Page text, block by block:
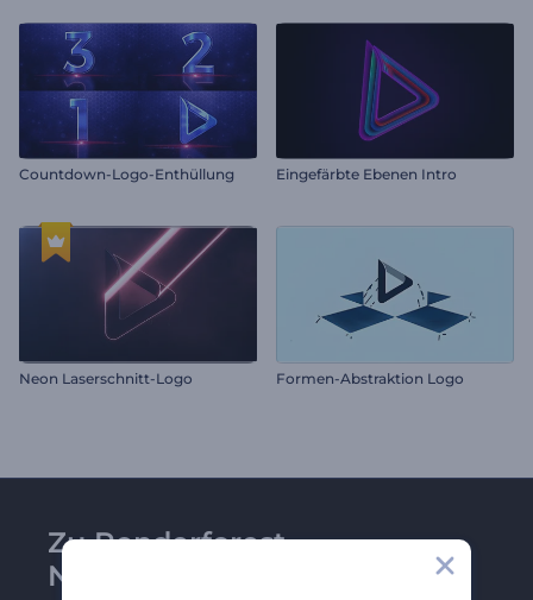
Countdown-Logo-Enthüllung Eingefärbte Ebenen Intro
Neon Laserschnitt-Logo Formen-Abstraktion Logo
Zu Renderforest-
Newsletter anmelden